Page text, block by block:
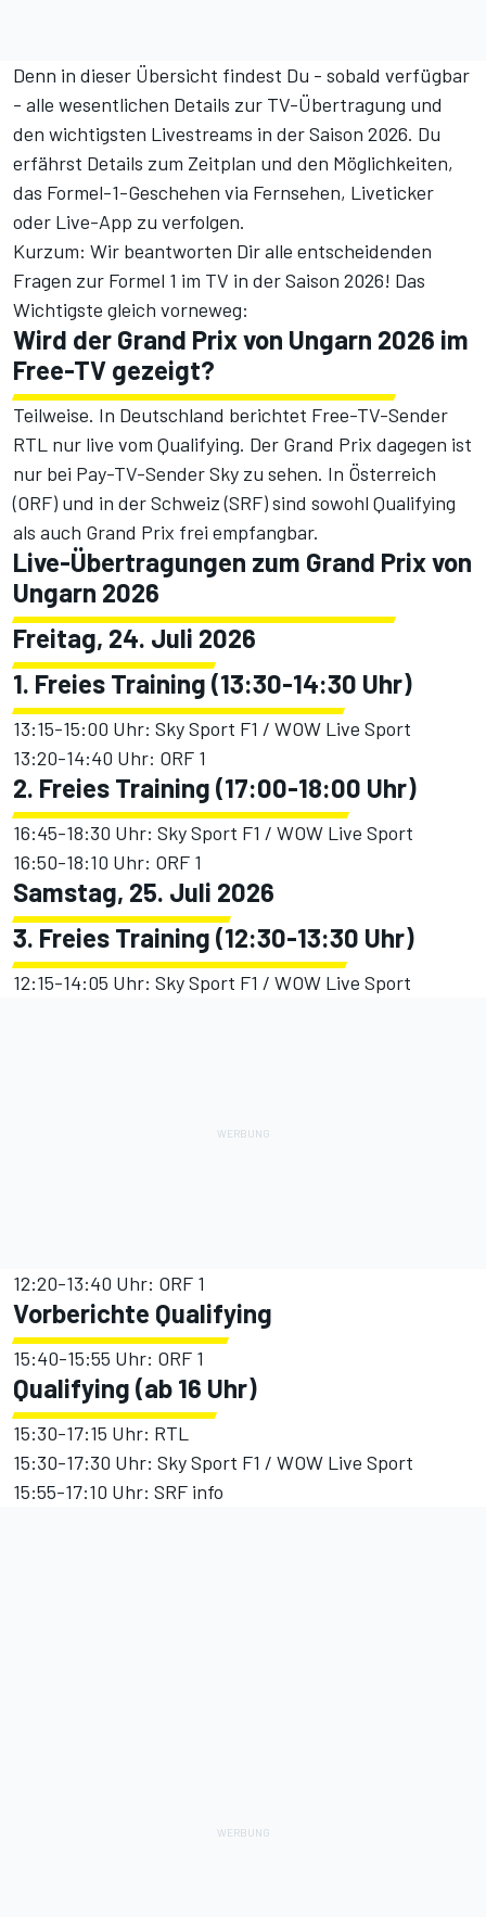
Denn in dieser Übersicht findest Du - sobald verfügbar
- alle wesentlichen Details zur TV-Übertragung und
den wichtigsten Livestreams in der Saison 2026. Du
erfährst Details zum Zeitplan und den Möglichkeiten,
das Formel-1-Geschehen via Fernsehen, Liveticker
oder Live-App zu verfolgen.
Kurzum: Wir beantworten Dir alle entscheidenden
Fragen zur Formel 1 im TV in derSaison 2026! Das
Wichtigste gleich vorneweg:
Wird der Grand Prix von Ungarn 2026 im
Free-TV gezeigt?
Teilweise. In Deutschland berichtet Free-TV-Sender
RTL nur live vom Qualifying. Der Grand Prix dagegen ist
nur bei Pay-TV-Sender Sky zu sehen. In Österreich
(ORF) und in der Schweiz (SRF) sind sowohl Qualifying
als auch Grand Prix frei empfangbar.
Live-Übertragungen zum Grand Prix von
Ungarn 2026
Freitag, 24. Juli 2026
1. Freies Training (13:30-14:30 Uhr)
13:15-15:00 Uhr: Sky Sport F1 / WOW Live Sport
13:20-14:40 Uhr: ORF 1
2. Freies Training (17:00-18:00 Uhr)
16:45-18:30 Uhr: Sky Sport F1 / WOW Live Sport
16:50-18:10 Uhr: ORF 1
Samstag, 25. Juli 2026
3. Freies Training (12:30-13:30 Uhr)
12:15-14:05 Uhr: Sky Sport F1 / WOW Live Sport
12:20-13:40 Uhr: ORF 1
Vorberichte Qualifying
15:40-15:55 Uhr: ORF 1
Qualifying (ab 16 Uhr)
15:30-17:15 Uhr: RTL
15:30-17:30 Uhr: Sky Sport F1 / WOW Live Sport
15:55-17:10 Uhr: SRF info